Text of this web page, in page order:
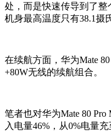
处 ，而是快速传导到了整
机身最高温度只有38.1摄
在续航方面，华为Mate
+80W无线的续航组合。
笔者也对华为Mate 80 Pro
入电量46%，从0%电量